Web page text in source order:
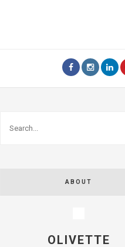
ABOUT
OLIVETTE